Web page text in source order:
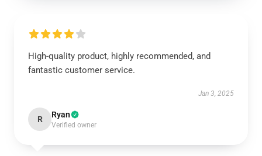
High-quality product, highly recommended, and
fantastic customer service.
Jan 3, 2025
R Ryan
Verified owner